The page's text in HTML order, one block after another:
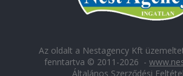
Az oldalt a Nestagency Kft
fenntartva © 2011-2026 -
Általános Szerződési